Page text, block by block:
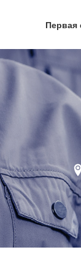
Первая
Химическая